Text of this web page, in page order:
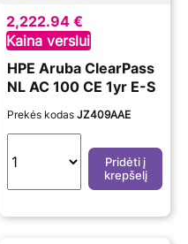
2,222.94 €
Kaina verslui
HPE Aruba ClearPass
NL AC 100 CE 1yr E-S
Prekės kodas JZ409AAE
Pridėti į
krepšelį